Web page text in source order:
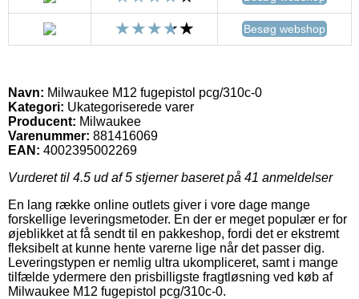
Besøg webshop
Navn: Milwaukee M12 fugepistol pcg/310c-0
Kategori: Ukategoriserede varer
Producent: Milwaukee
Varenummer: 881416069
EAN: 4002395002269
Vurderet til 4.5 ud af 5 stjerner baseret på 41 anmeldelser
En lang række online outlets giver i vore dage mange
forskellige leveringsmetoder. En der er meget populær er for
øjeblikket at få sendt til en pakkeshop, fordi det er ekstremt
fleksibelt at kunne hente varerne lige når det passer dig.
Leveringstypen er nemlig ultra ukompliceret, samt i mange
tilfælde ydermere den prisbilligste fragtløsning ved køb af
Milwaukee M12 fugepistol pcg/310c-0.